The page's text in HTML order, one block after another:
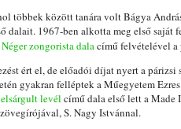
többek között tanára volt Bágya András
dalait. 1967-ben alkotta meg első saját
Néger zongorista dalacímű felvételével
ért el, de előadói díjat nyert a párizsi
gyakran felléptek a Műegyetem
levél című dala első lett a
S. Nagy Istvánnal.